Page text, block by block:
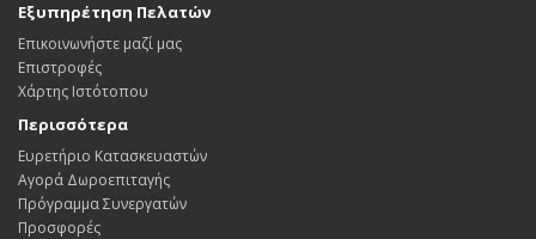
Εξυπηρέτηση Πελατών
Επικοινωνήστε μαζί μας
Επιστροφές
Χάρτης Ιστότοπου
Περισσότερα
Ευρετήριο Κατασκευαστών
Αγορά Δωροεπιταγής
Πρόγραμμα Συνεργατών
Προσφορές